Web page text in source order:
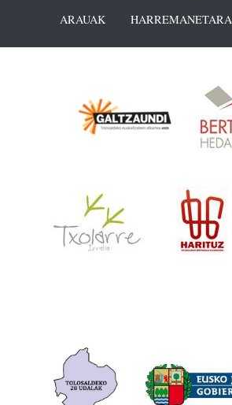
ARAUAK